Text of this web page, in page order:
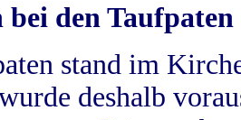
bei den Taufpaten
stand im
deshalb